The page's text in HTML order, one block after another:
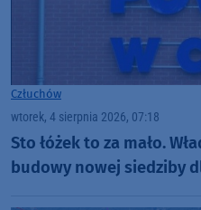
Człuchów
wtorek, 4 sierpnia 2026, 07:18
Sto łóżek to za mało.
budowy nowej siedziby